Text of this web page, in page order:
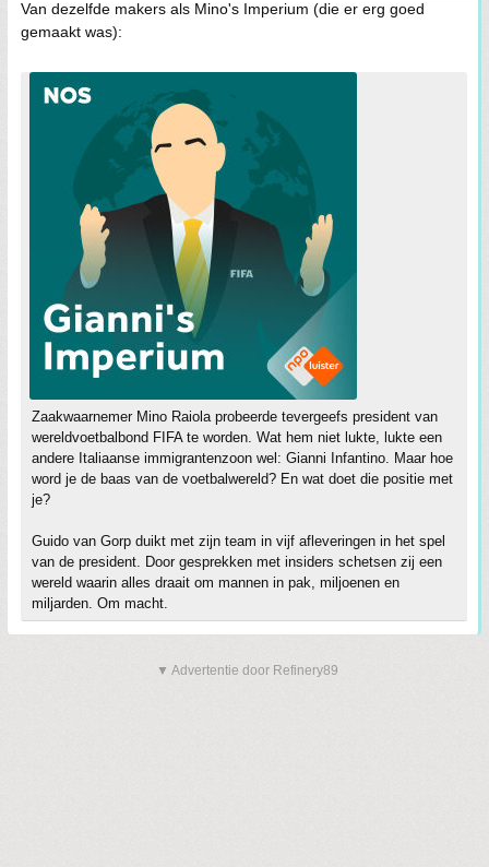
Van dezelfde makers als Mino's Imperium (die er erg goed
gemaakt was):
Zaakwaarnemer Mino Raiola probeerde tevergeefs president van
wereldvoetbalbond FIFA te worden. Wat hem niet lukte, lukte een
andere Italiaanse immigrantenzoon wel: Gianni Infantino. Maar hoe
word je de baas van de voetbalwereld? En wat doet die positie met
je?
Guido van Gorp duikt met zijn team in vijf afleveringen in het spel
van de president. Door gesprekken met insiders schetsen zij een
wereld waarin alles draait om mannen in pak, miljoenen en
miljarden. Om macht.
▼ Advertentie door Refinery89